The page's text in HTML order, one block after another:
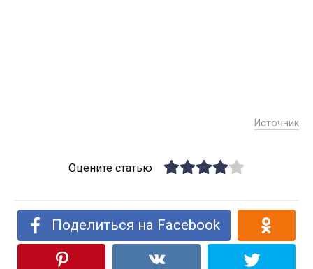
Источник
Оцените статью
Поделиться на Facebook